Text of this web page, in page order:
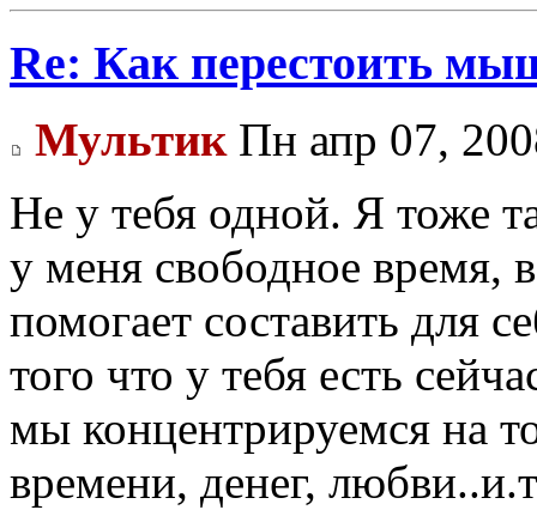
Re: Как перестоить
МультикПн апр 07,
Не у тебя одной. Я тоже
у меня свободное время,
помогает составить для
того что у тебя есть
мы концентрируемся на
времени, денег,